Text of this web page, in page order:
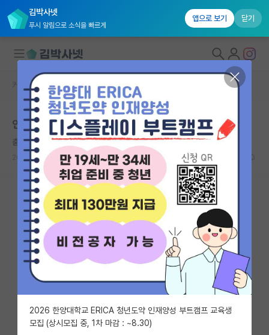
김박사넷
푸시 알림으로 소식을 빠르게
앱으로 보기 닫기
대학원생 모집
국내대학원 정보
연구실&오픈랩
커뮤니티
커뮤니티 홈
전체글보기
베스트 게시판
IF 명예의전당
자유 게시판(아무개랩)
미국 유학 게시판
커뮤니티 홈 학부 인턴 게시판
인턴 포기 (제발 조언 부탁드려요)
춤추는 로버트 후크
2026.06.09 2 908
2026 한양대학교 ERICA 청년도약 인재양성 부트캠프 교육생
모집 (상시모집 중, 1차 마감 : ~8.30)